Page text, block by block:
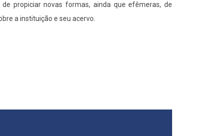
propiciar novas formas, ainda que efêmeras, de
a instituição e seu acervo.